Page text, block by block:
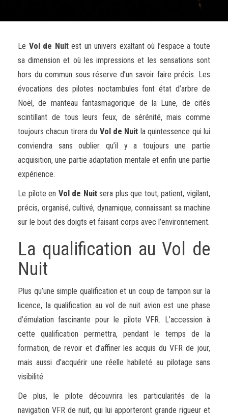
Le Vol de Nuitest un univers exaltant où l’espace a toute
sa dimension et où les impressions et les sensations sont
hors du commun sous réserve d’un savoir faire précis. Les
évocations des pilotes noctambules font état d’arbre de
Noël, de manteau fantasmagorique de la Lune, de cités
scintillant de tous leurs feux, de sérénité, mais comme
toujours chacun tirera du Vol de Nuit la quintessence qui lui
conviendra sans oublier qu’il y a toujours une partie
acquisition, une partie adaptation mentale et enfin une partie
expérience.
Le pilote en Vol de Nuitsera plus que tout, patient, vigilant,
précis, organisé, cultivé, dynamique, connaissant sa machine
sur le bout des doigts et faisant corps avec l’environnement.
La qualification au Vol de
Nuit
Plus qu’une simple qualification et un coup de tampon sur la
licence, la qualification au vol de nuit avion est une phase
d’émulation fascinante pour le pilote VFR. L’accession à
cette qualification permettra, pendant le temps de la
formation, de revoir et d’affiner les acquis du VFR de jour,
mais aussi d’acquérir une réelle habileté au pilotage sans
visibilité.
De plus, le pilote découvrira les particularités de la
navigation VFR de nuit, qui lui apporteront grande rigueur et